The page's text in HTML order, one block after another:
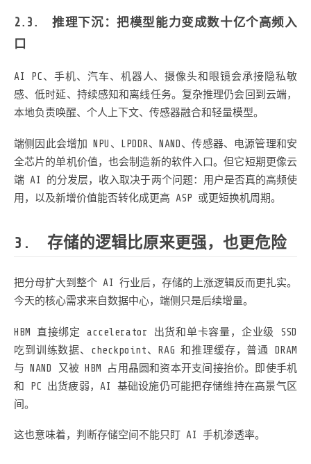
推理下沉：把模型能力变成数十亿个高频入
口
AI PC、手机、汽车、机器人、摄像头和眼镜会承接隐私敏
感、低时延、持续感知和离线任务。复杂推理仍会回到云端，
本地负责唤醒、个人上下文、传感器融合和轻量模型。
端侧因此会增加 NPU、LPDDR、NAND、传感器、电源管理和安
全芯片的单机价值，也会制造新的软件入口。但它短期更像云
端 AI 的分发层，收入取决于两个问题：用户是否真的高频使
用，以及新增价值能否转化成更高 ASP 或更短换机周期。
存储的逻辑比原来更强，也更危险
把分母扩大到整个 AI 行业后，存储的上涨逻辑反而更扎实。
今天的核心需求来自数据中心，端侧只是后续增量。
HBM 直接绑定 accelerator 出货和单卡容量，企业级 SSD
吃到训练数据、checkpoint、RAG 和推理缓存，普通 DRAM
与 NAND 又被 HBM 占用晶圆和资本开支间接抬价。即使手机
和 PC 出货疲弱，AI 基础设施仍可能把存储维持在高景气区
间。
这也意味着，判断存储空间不能只盯 AI 手机渗透率。